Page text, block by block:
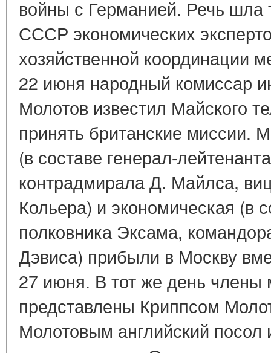
войны с Германией. Речь шла
СССР экономических
хозяйственной координации
22 июня народный комиссар
Молотов известил Майского
принять британские миссии.
(в составе генерал-
контрадмирала Д. Майлса,
Кольера) и экономическая (в
полковника Эксама,
Дэвиса) прибыли в Москву
27 июня. В тот же день
представлены Криппсом
Молотовым английский посол